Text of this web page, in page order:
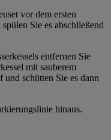
vor dem ersten
Sie es abschließend
entfernen Sie
mit sauberem
und schütten Sie es dann
hinaus.